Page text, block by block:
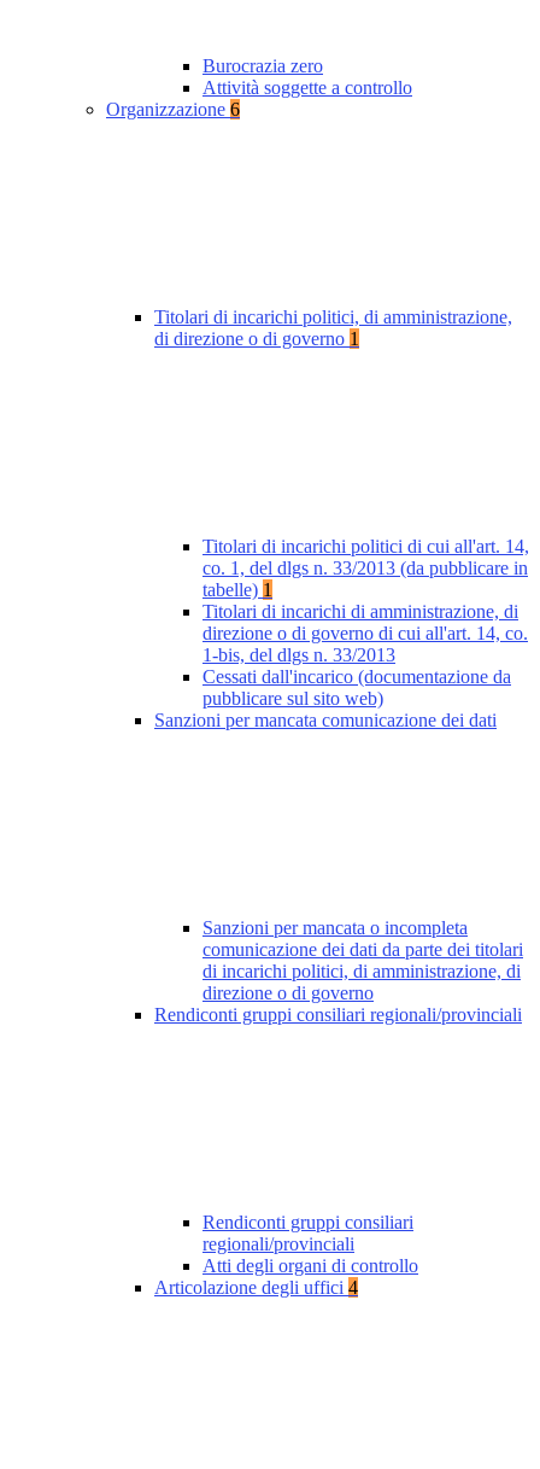
Burocrazia zero
Attività soggette a controllo
Organizzazione 6
Titolari di incarichi politici, di amministrazione,
di direzione o di governo 1
Titolari di incarichi politici di cui all'art. 14,
co. 1, del dlgs n. 33/2013 (da pubblicare in
tabelle) 1
Titolari di incarichi di amministrazione, di
direzione o di governo di cui all'art. 14, co.
1-bis, del dlgs n. 33/2013
Cessati dall'incarico (documentazione da
pubblicare sul sito web)
Sanzioni per mancata comunicazione dei dati
Sanzioni per mancata o incompleta
comunicazione dei dati da parte dei titolari
di incarichi politici, di amministrazione, di
direzione o di governo
Rendiconti gruppi consiliari regionali/provinciali
Rendiconti gruppi consiliari
regionali/provinciali
Atti degli organi di controllo
Articolazione degli uffici 4